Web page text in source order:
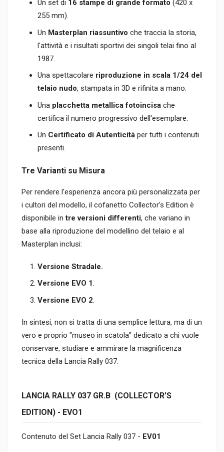
Un set di 16 stampe di grande formato (420 x
255 mm).
Un Masterplan riassuntivo che traccia la storia,
l'attività e i risultati sportivi dei singoli telai fino al
1987.
Una spettacolare riproduzione in scala 1/24 del
telaio nudo, stampata in 3D e rifinita a mano.
Una placchetta metallica fotoincisa che
certifica il numero progressivo dell'esemplare.
Un Certificato di Autenticità per tutti i contenuti
presenti.
Tre Varianti su Misura
Per rendere l'esperienza ancora più personalizzata per
i cultori del modello, il cofanetto Collector's Edition è
disponibile intre versioni differenti, che variano in
base alla riproduzione del modellino del telaio e al
Masterplan inclusi:
Versione Stradale.
Versione EVO 1.
Versione EVO 2
In sintesi, non si tratta di una semplice lettura, ma di un
vero e proprio "museo in scatola" dedicato a chi vuole
conservare, studiare e ammirare la magnificenza
tecnica della Lancia Rally 037.
LANCIA RALLY 037 GR.B (COLLECTOR'S
EDITION) - EVO1
Contenuto del Set Lancia Rally 037 - EV01